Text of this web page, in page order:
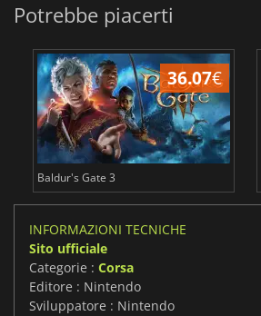
Potrebbe piacerti
36.07€
Baldur's Gate 3
INFORMAZIONI TECNICHE
Sito ufficiale
Categorie : Corsa
Editore : Nintendo
Sviluppatore : Nintendo